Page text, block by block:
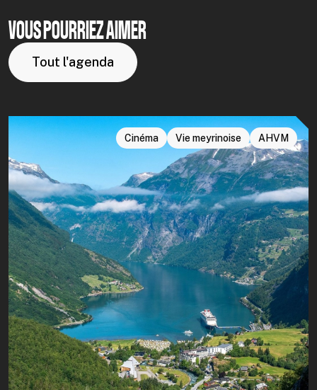
VOUS POURRIEZ AIMER
Tout l'agenda
Cinéma Vie meyrinoise AHVM